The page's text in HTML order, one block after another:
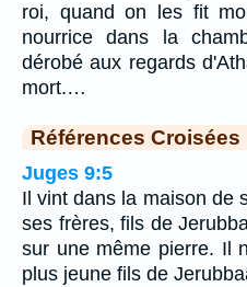
roi, quand on les fit
nourrice dans la
dérobé aux regards
mort.…
Références Croisées
Juges 9:5
Il vint dans la maison de
ses frères, fils de
sur une même pierre. Il
plus jeune fils de